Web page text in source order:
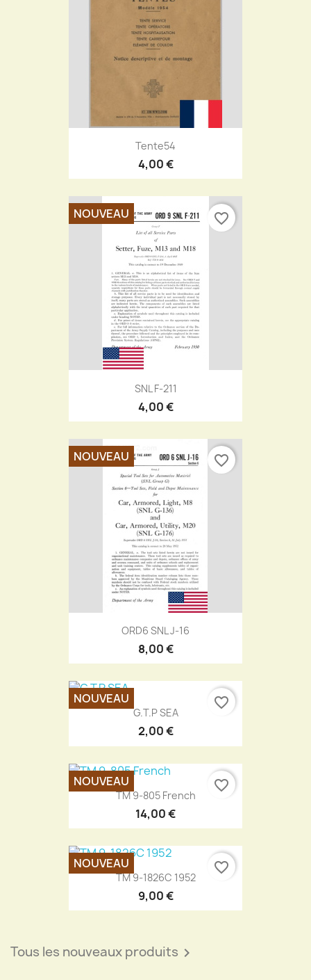
Tente54
4,00 €
SNL F-211
4,00 €
NOUVEAU favorite_border
ORD6 SNL J-16
8,00 €
NOUVEAU favorite_border
G.T.P SEA
2,00 €
NOUVEAU favorite_border
TM 9-805 French
14,00 €
NOUVEAU favorite_border
TM 9-1826C 1952
9,00 €
NOUVEAU favorite_border
Tous les nouveaux produits 